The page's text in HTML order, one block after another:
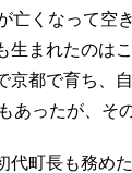
亡くなって空
生まれたのは
京都で育ち、
あったが、そ
町長も務め